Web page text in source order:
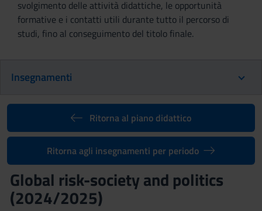
svolgimento delle attività didattiche, le opportunità
formative e i contatti utili durante tutto il percorso di
studi, fino al conseguimento del titolo finale.
Insegnamenti
Ritorna al piano didattico
Ritorna agli insegnamenti per periodo
Global risk-society and politics
(2024/2025)